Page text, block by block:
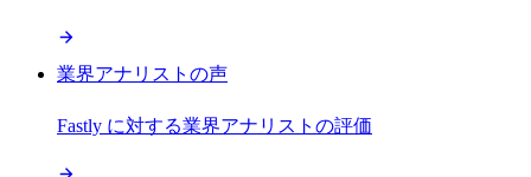
業界アナリストの声
Fastly に対する業界アナリストの評価